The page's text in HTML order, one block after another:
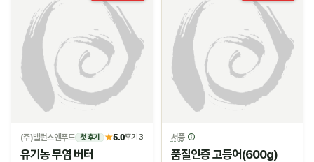
(주)밸런스앤푸드 첫 후기 ★5.0후기 3
유기농 무염 버터
서풍
품질인증 고등어(600g)